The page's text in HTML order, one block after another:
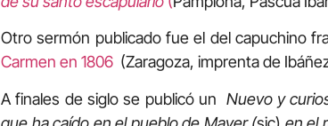
Otro sermón publicado fue el del capuchino
Carmen en 1806 (Zaragoza, imprenta de
A finales de siglo se publicó un Nuevo y